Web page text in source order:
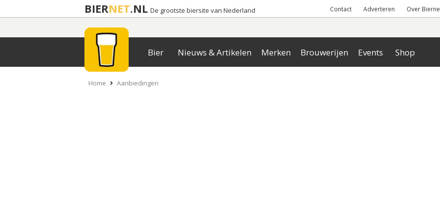
BIERNET.NL De grootste biersite van Nederland Contact Adverteren Over
Bier Nieuws & Artikelen Merken Brouwerijen Events Shop
Home Aanbiedingen